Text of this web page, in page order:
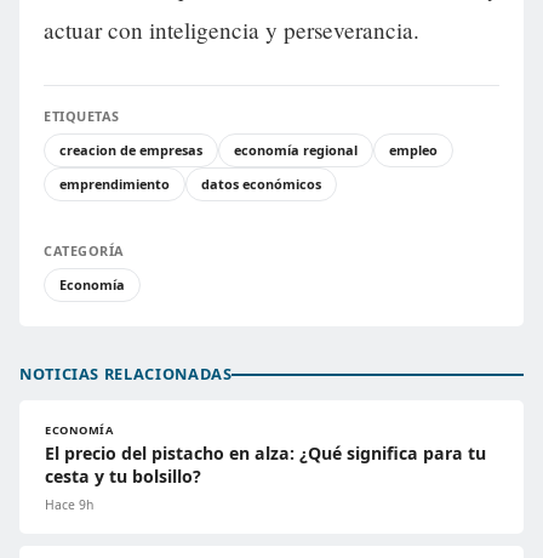
actuar con inteligencia y perseverancia.
ETIQUETAS
creacion de empresas
economía regional
empleo
emprendimiento
datos económicos
CATEGORÍA
Economía
NOTICIAS RELACIONADAS
ECONOMÍA
El precio del pistacho en alza: ¿Qué significa para tu
cesta y tu bolsillo?
Hace 9h